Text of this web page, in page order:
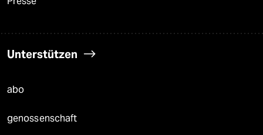
Unterstützen
abo
genossenschaft